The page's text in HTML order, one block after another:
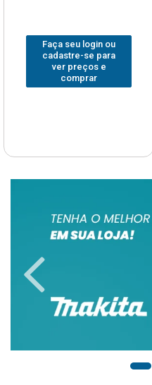
Faça seu login ou
cadastre-se para
ver preços e
comprar